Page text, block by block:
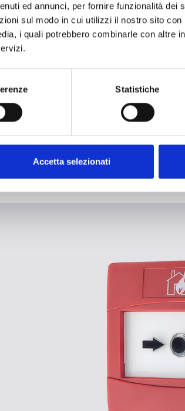
ed annunci, per fornire funzionalità dei
sul modo in cui utilizzi il nostro sito
i quali potrebbero combinarle con altre
Statistiche
Accetta selezionati